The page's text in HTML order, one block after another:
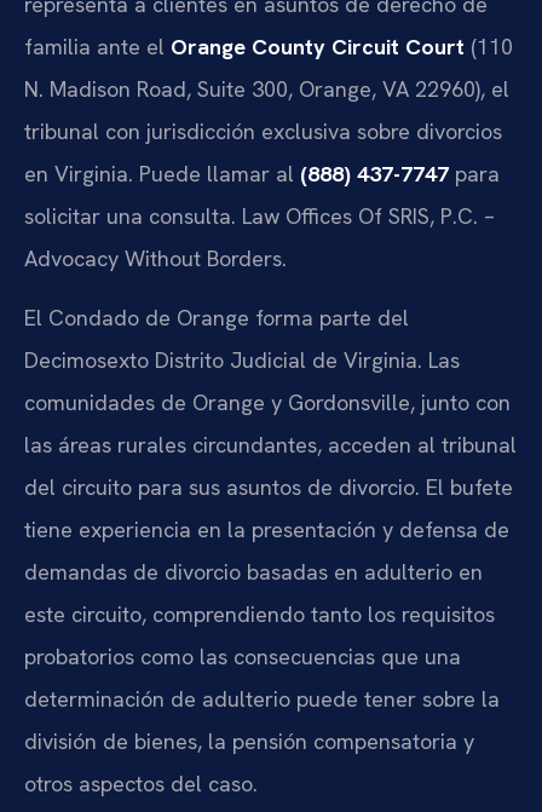
familia ante el Orange County Circuit Court (110
N. Madison Road, Suite 300, Orange, VA 22960), el
tribunal con jurisdicción exclusiva sobre divorcios
en Virginia. Puede llamar al (888) 437-7747 para
solicitar una consulta. Law Offices Of SRIS, P.C. –
Advocacy Without Borders.
El Condado de Orange forma parte del
Decimosexto Distrito Judicial de Virginia. Las
comunidades de Orange y Gordonsville, junto con
las áreas rurales circundantes, acceden al tribunal
del circuito para sus asuntos de divorcio. El bufete
tiene experiencia en la presentación y defensa de
demandas de divorcio basadas en adulterio en
este circuito, comprendiendo tanto los requisitos
probatorios como las consecuencias que una
determinación de adulterio puede tener sobre la
división de bienes, la pensión compensatoria y
otros aspectos del caso.